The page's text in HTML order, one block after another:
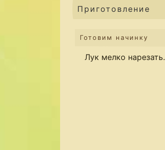
Приготовление
Готовим начинку
Лук мелко нарезать.